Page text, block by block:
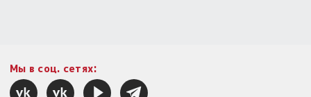
Мы в соц. сетях: